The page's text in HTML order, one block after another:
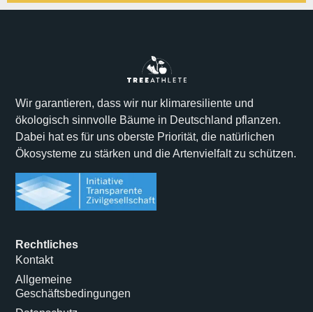
Alternative:
Wir garantieren, dass wir nur klimaresiliente und
ökologisch sinnvolle Bäume in Deutschland pflanzen.
Dabei hat es für uns oberste Priorität, die natürlichen
Ökosysteme zu stärken und die Artenvielfalt zu schützen.
Rechtliches
Kontakt
Allgemeine
Geschäftsbedingungen